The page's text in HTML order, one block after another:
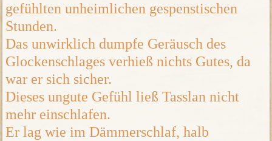
gefühlten unheimlichen gespenstischen
Stunden.
Das unwirklich dumpfe Geräusch des
Glockenschlages verhieß nichts Gutes, da
war er sich sicher.
Dieses ungute Gefühl ließ Tasslan nicht
mehr einschlafen.
Er lag wie im Dämmerschlaf, halb